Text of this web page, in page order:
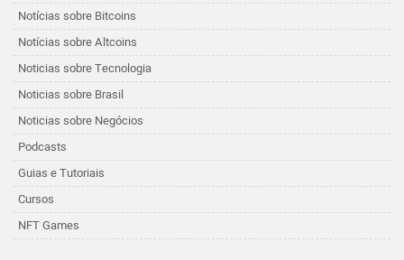
Notícias sobre Bitcoins
Notícias sobre Altcoins
Noticias sobre Tecnologia
Noticias sobre Brasil
Noticias sobre Negócios
Podcasts
Guias e Tutoriais
Cursos
NFT Games